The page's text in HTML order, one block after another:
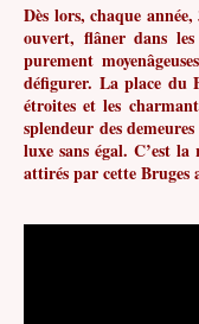
Dès lors, chaque
ouvert, flâner dans
purement
défigurer. La place du
étroites et les
splendeur des
luxe sans égal. C’est
attirés par cette